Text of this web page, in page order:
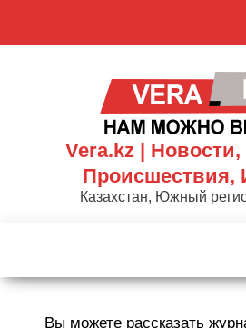
Vera.kz |
Происшествия,
Казахстан, Южный
Вы можете рассказать